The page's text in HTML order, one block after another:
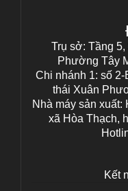
Trụ sở: Tầng
Phường Tây
Chi nhánh 1: số
thái Xuân
Nhà máy sản xuất:
xã Hòa Thạch,
Kết